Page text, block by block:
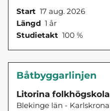
Start 17 aug. 2026
Längd 1 år
Studietakt 100 %
Båtbyggarlinjen
Litorina folkhögskola
Blekinge län - Karlskrona